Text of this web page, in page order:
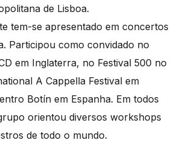
de Lisboa.
tem-se apresentado em concertos
Participou como convidado no
em Inglaterra, no Festival 500 no
A Cappella Festival em
Botín em Espanha. Em todos
orientou diversos workshops
de todo o mundo.